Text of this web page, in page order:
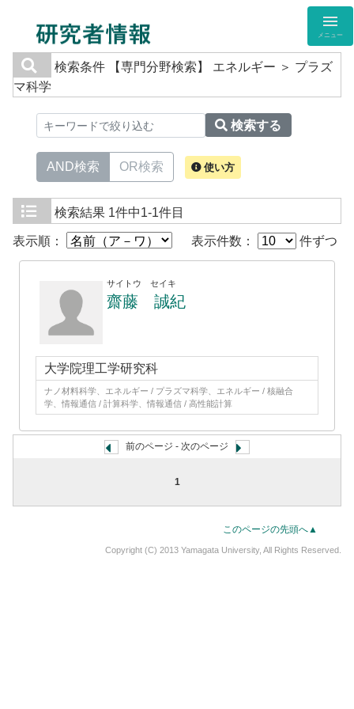
メニュー
検索条件
【専門分野検索】 エネルギー ＞ プラズ
マ科学
検索する
AND検索 OR検索 使い方
検索結果 1件中1-1件目
表示順： 表示件数： 件ずつ
サイトウ セイキ
齋藤 誠紀
大学院理工学研究科
ナノ材料科学、エネルギー / プラズマ科学、エネルギー / 核融合
学、情報通信 / 計算科学、情報通信 / 高性能計算
前のページ - 次のページ
1
このページの先頭へ▲
Copyright (C) 2013 Yamagata University, All Rights Reserved.